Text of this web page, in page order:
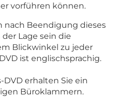
vorführen können.
nach Beendigung dieses
Lage sein die
Blickwinkel zu jeder
ist englischsprachig.
erhalten Sie ein
Büroklammern.